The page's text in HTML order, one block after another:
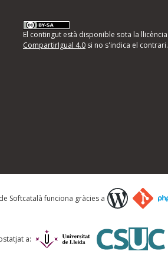
d'errors
següents i descriviu quina és la millora que
El contingut està disponible sota la llicència
CompartirIgual 4.0si no s'indica el contrari.
Softcatalà funciona gràcies a
a: